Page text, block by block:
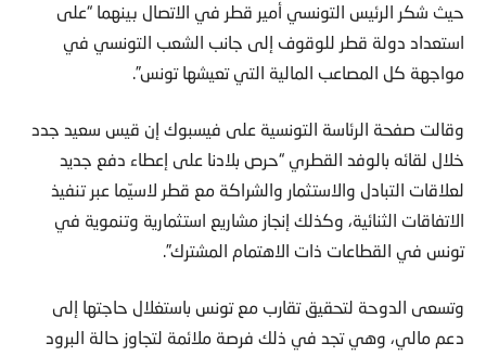
حيث شكر الرئيس التونسي أمير قطر في الاتصال بينهما “على
استعداد دولة قطر للوقوف إلى جانب الشعب التونسي في
مواجهة كل المصاعب المالية التي تعيشها تونس”.
وقالت صفحة الرئاسة التونسية على فيسبوك إن قيس سعيد جدد
خلال لقائه بالوفد القطري “حرص بلادنا على إعطاء دفع جديد
لعلاقات التبادل والاستثمار والشراكة مع قطر لاسيّما عبر تنفيذ
الاتفاقات الثنائية، وكذلك إنجاز مشاريع استثمارية وتنموية في
تونس في القطاعات ذات الاهتمام المشترك”.
وتسعى الدوحة لتحقيق تقارب مع تونس باستغلال حاجتها إلى
دعم مالي، وهي تجد في ذلك فرصة ملائمة لتجاوز حالة البرود